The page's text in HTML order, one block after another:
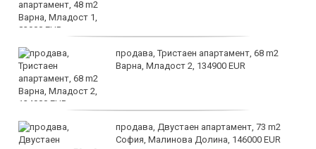
продава, Тристаен апартамент, 68 m2
Варна, Младост 2, 134900 EUR
продава, Двустаен апартамент, 73 m2
София, Малинова Долина, 146000 EUR